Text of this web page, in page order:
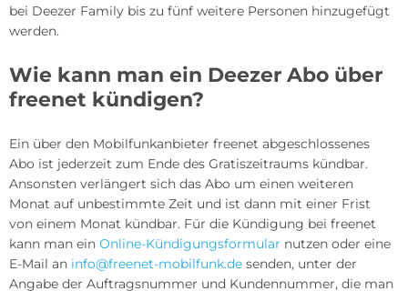
bei Deezer Family bis zu fünf weitere Personen hinzugefügt
werden.
Wie kann man ein Deezer Abo über
freenet kündigen?
Ein über den Mobilfunkanbieter freenet abgeschlossenes
Abo ist jederzeit zum Ende des Gratiszeitraums kündbar.
Ansonsten verlängert sich das Abo um einen weiteren
Monat auf unbestimmte Zeit und ist dann mit einer Frist
von einem Monat kündbar. Für die Kündigung bei freenet
kann man ein Online-Kündigungsformular nutzen oder eine
E-Mail an info@freenet-mobilfunk.de senden, unter der
Angabe der Auftragsnummer und Kundennummer, die man